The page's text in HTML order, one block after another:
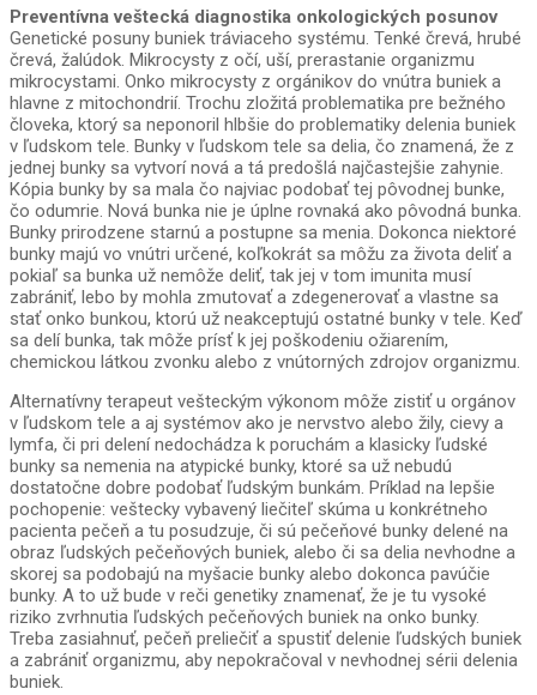
Preventívna veštecká diagnostika onkologických posunov
Genetické posuny buniek tráviaceho systému. Tenké črevá, hrubé
črevá, žalúdok. Mikrocysty z očí, uší, prerastanie organizmu
mikrocystami. Onko mikrocysty z orgánikov do vnútra buniek a
hlavne z mitochondrií. Trochu zložitá problematika pre bežného
človeka, ktorý sa neponoril hlbšie do problematiky delenia buniek
v ľudskom tele. Bunky v ľudskom tele sa delia, čo znamená, že z
jednej bunky sa vytvorí nová a tá predošlá najčastejšie zahynie.
Kópia bunky by sa mala čo najviac podobať tej pôvodnej bunke,
čo odumrie. Nová bunka nie je úplne rovnaká ako pôvodná bunka.
Bunky prirodzene starnú a postupne sa menia. Dokonca niektoré
bunky majú vo vnútri určené, koľkokrát sa môžu za života deliť a
pokiaľ sa bunka už nemôže deliť, tak jej v tom imunita musí
zabrániť, lebo by mohla zmutovať a zdegenerovať a vlastne sa
stať onko bunkou, ktorú už neakceptujú ostatné bunky v tele. Keď
sa delí bunka, tak môže prísť k jej poškodeniu ožiarením,
chemickou látkou zvonku alebo z vnútorných zdrojov organizmu.
Alternatívny terapeut vešteckým výkonom môže zistiť u orgánov
v ľudskom tele a aj systémov ako je nervstvo alebo žily, cievy a
lymfa, či pri delení nedochádza k poruchám a klasicky ľudské
bunky sa nemenia na atypické bunky, ktoré sa už nebudú
dostatočne dobre podobať ľudským bunkám. Príklad na lepšie
pochopenie: veštecky vybavený liečiteľ skúma u konkrétneho
pacienta pečeň a tu posudzuje, či sú pečeňové bunky delené na
obraz ľudských pečeňových buniek, alebo či sa delia nevhodne a
skorej sa podobajú na myšacie bunky alebo dokonca pavúčie
bunky. A to už bude v reči genetiky znamenať, že je tu vysoké
riziko zvrhnutia ľudských pečeňových buniek na onko bunky.
Treba zasiahnuť, pečeň preliečiť a spustiť delenie ľudských buniek
a zabrániť organizmu, aby nepokračoval v nevhodnej sérii delenia
buniek.